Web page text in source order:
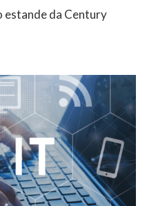
estande da Century